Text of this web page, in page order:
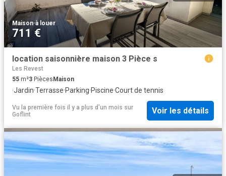
Maison·à louer
711 €
location saisonnière maison 3 Pièce s
Les Revest
55 m²3 PiècesMaison
·Jardin·Terrasse·Parking·Piscine·Court de tennis
Vu la première fois il y a plus d'un mois sur
Goflint
Voir les détails